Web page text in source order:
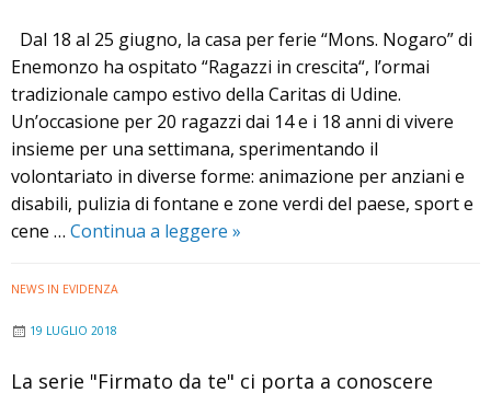
Dal 18 al 25 giugno, la casa per ferie “Mons. Nogaro” di
Enemonzo ha ospitato “Ragazzi in crescita“, l’ormai
tradizionale campo estivo della Caritas di Udine.
Un’occasione per 20 ragazzi dai 14 e i 18 anni di vivere
insieme per una settimana, sperimentando il
volontariato in diverse forme: animazione per anziani e
disabili, pulizia di fontane e zone verdi del paese, sport e
cene … Continua a leggere Campo
»
NEWS IN EVIDENZA
19 LUGLIO 2018
La serie "Firmato da te" ci porta a conoscere